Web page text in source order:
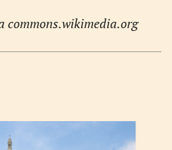
commons.wikimedia.org